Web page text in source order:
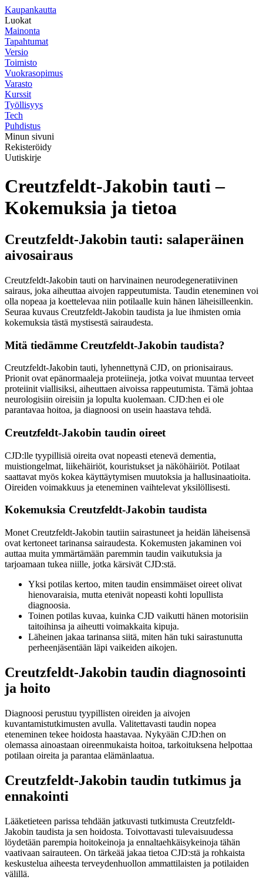
Kaupankautta
Luokat
Mainonta
Tapahtumat
Versio
Toimisto
Vuokrasopimus
Varasto
Kurssit
Työllisyys
Tech
Puhdistus
Minun sivuni
Rekisteröidy
Uutiskirje
Creutzfeldt-Jakobin tauti –
Kokemuksia ja tietoa
Creutzfeldt-Jakobin tauti: salaperäinen
aivosairaus
Creutzfeldt-Jakobin tauti on harvinainen neurodegeneratiivinen
sairaus, joka aiheuttaa aivojen rappeutumista. Taudin eteneminen voi
olla nopeaa ja koettelevaa niin potilaalle kuin hänen läheisilleenkin.
Seuraa kuvaus Creutzfeldt-Jakobin taudista ja lue ihmisten omia
kokemuksia tästä mystisestä sairaudesta.
Mitä tiedämme Creutzfeldt-Jakobin taudista?
Creutzfeldt-Jakobin tauti, lyhennettynä CJD, on prionisairaus.
Prionit ovat epänormaaleja proteiineja, jotka voivat muuntaa terveet
proteiinit viallisiksi, aiheuttaen aivoissa rappeutumista. Tämä johtaa
neurologisiin oireisiin ja lopulta kuolemaan. CJD:hen ei ole
parantavaa hoitoa, ja diagnoosi on usein haastava tehdä.
Creutzfeldt-Jakobin taudin oireet
CJD:lle tyypillisiä oireita ovat nopeasti etenevä dementia,
muistiongelmat, liikehäiriöt, kouristukset ja näköhäiriöt. Potilaat
saattavat myös kokea käyttäytymisen muutoksia ja hallusinaatioita.
Oireiden voimakkuus ja eteneminen vaihtelevat yksilöllisesti.
Kokemuksia Creutzfeldt-Jakobin taudista
Monet Creutzfeldt-Jakobin tautiin sairastuneet ja heidän läheisensä
ovat kertoneet tarinansa sairaudesta. Kokemusten jakaminen voi
auttaa muita ymmärtämään paremmin taudin vaikutuksia ja
tarjoamaan tukea niille, jotka kärsivät CJD:stä.
Yksi potilas kertoo, miten taudin ensimmäiset oireet olivat
hienovaraisia, mutta etenivät nopeasti kohti lopullista
diagnoosia.
Toinen potilas kuvaa, kuinka CJD vaikutti hänen motorisiin
taitoihinsa ja aiheutti voimakkaita kipuja.
Läheinen jakaa tarinansa siitä, miten hän tuki sairastunutta
perheenjäsentään läpi vaikeiden aikojen.
Creutzfeldt-Jakobin taudin diagnosointi
ja hoito
Diagnoosi perustuu tyypillisten oireiden ja aivojen
kuvantamistutkimusten avulla. Valitettavasti taudin nopea
eteneminen tekee hoidosta haastavaa. Nykyään CJD:hen on
olemassa ainoastaan oireenmukaista hoitoa, tarkoituksena helpottaa
potilaan oireita ja parantaa elämänlaatua.
Creutzfeldt-Jakobin taudin tutkimus ja
ennakointi
Lääketieteen parissa tehdään jatkuvasti tutkimusta Creutzfeldt-
Jakobin taudista ja sen hoidosta. Toivottavasti tulevaisuudessa
löydetään parempia hoitokeinoja ja ennaltaehkäisykeinoja tähän
vaativaan sairauteen. On tärkeää jakaa tietoa CJD:stä ja rohkaista
keskustelua aiheesta terveydenhuollon ammattilaisten ja potilaiden
välillä.